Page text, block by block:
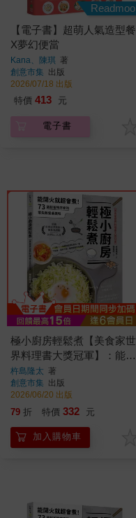
Readmoo
【電子書】超萌人氣造型餐
X夢幻便當
Kana、陳琪 著
創意市集 出版
2026/07/18 出版
特價 413 元
電子書
極小廚房輕鬆煮【美食家世
界料理書大獎冠軍】：能開
火就超會煮！73道超省時方
便的零失敗餐桌美味
杵島隆太 著
創意市集 出版
2026/06/20 出版
79 折 特價 332 元
加入購物車